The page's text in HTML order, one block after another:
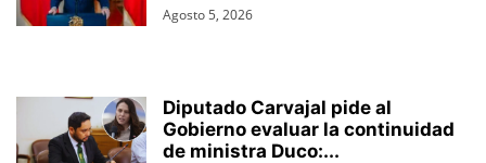
Agosto 5, 2026
Diputado Carvajal pide al
Gobierno evaluar la continuidad
de ministra Duco:...